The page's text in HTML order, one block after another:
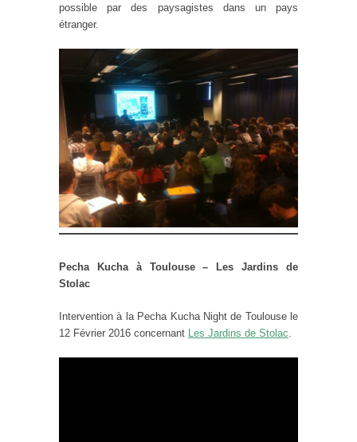
possible par des paysagistes dans un pays
étranger.
Pecha Kucha à Toulouse – Les Jardins de
Stolac
Intervention à la Pecha Kucha Night de Toulouse le
12 Février 2016 concernant Les Jardins de Stolac